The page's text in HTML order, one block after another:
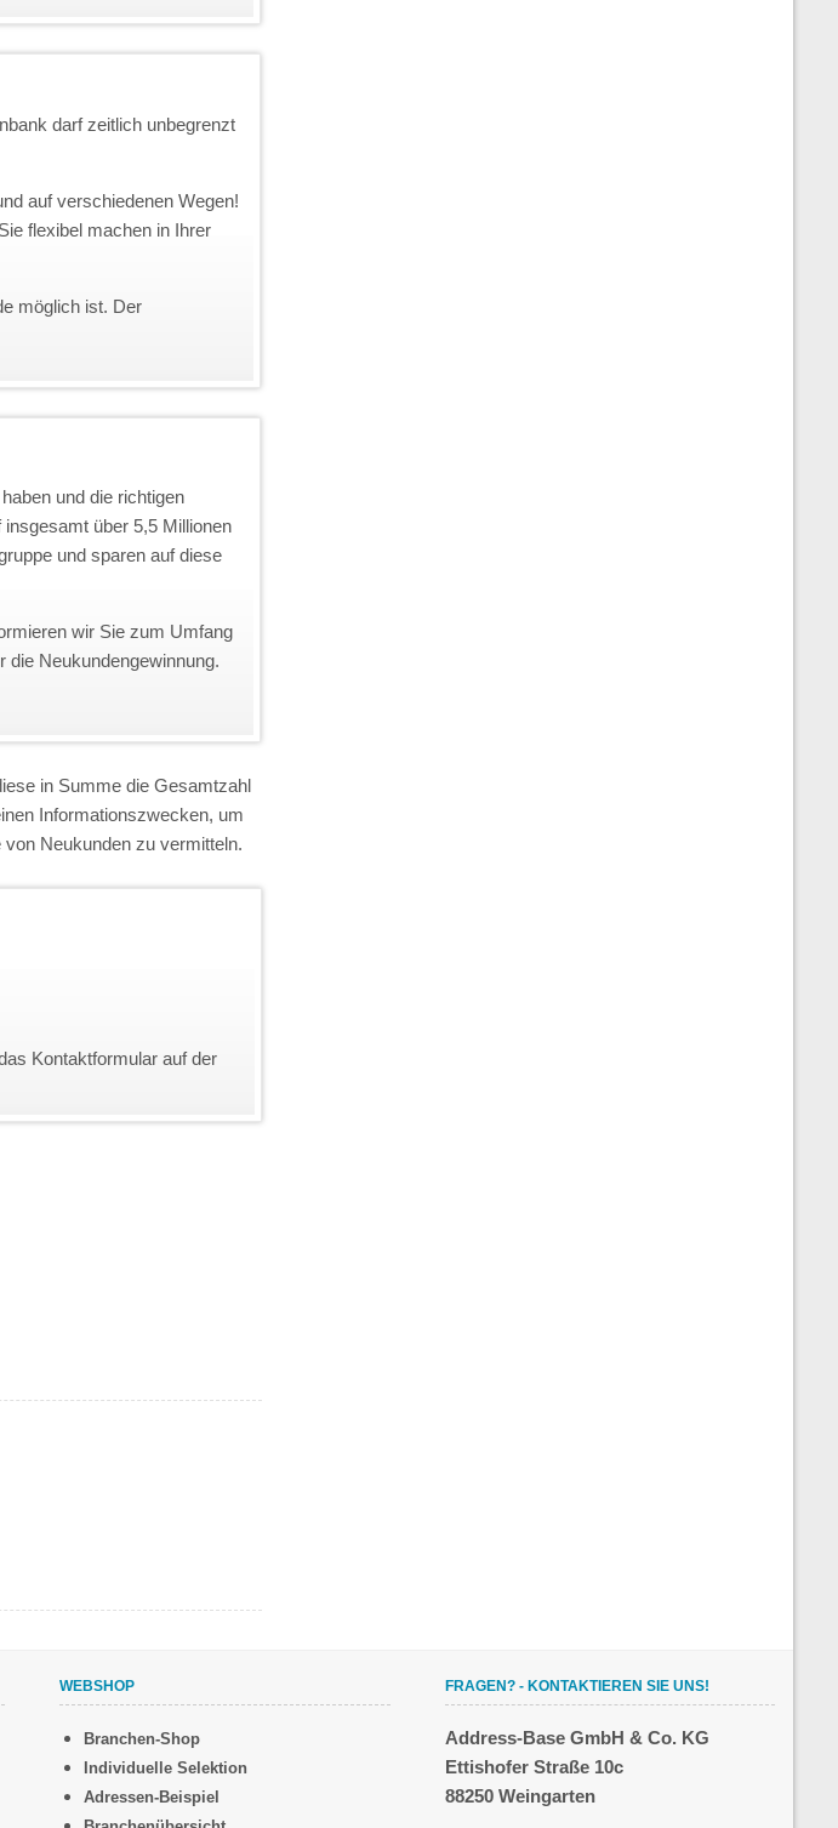
darf zeitlich unbegrenzt
auf verschiedenen Wegen!
flexibel machen in Ihrer
möglich ist. Der
und die richtigen
über 5,5 Millionen
und sparen auf diese
wir Sie zum Umfang
die Neukundengewinnung.
in Summe die Gesamtzahl
Informationszwecken, um
Neukunden zu vermitteln.
Kontaktformular auf der
WEBSHOP
Branchen-Shop
Individuelle Selektion
Adressen-Beispiel
FRAGEN? - KONTAKTIEREN SIE UNS!
Address-Base GmbH & Co. KG
Ettishofer Straße 10c
88250 Weingarten